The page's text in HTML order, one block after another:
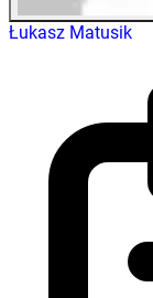
Łukasz Matusik